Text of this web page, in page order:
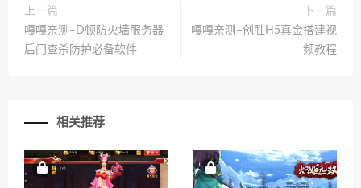
上一篇
嘎嘎亲测–D顿防火墙服务器
后门查杀防护必备软件
下一篇
嘎嘎亲测–创胜H5真金搭建视
频教程
相关推荐